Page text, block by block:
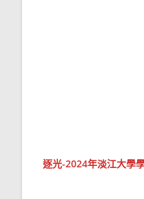
逐光-2024年淡江大學